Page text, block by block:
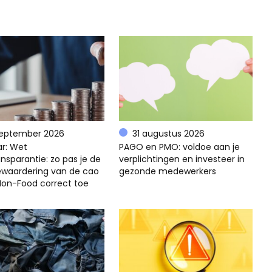
2026
Wet
zo pas je de
van de cao
Food correct toe
31 augustus 2026
PAGO en PMO: voldoe aan je
verplichtingen en investeer in
gezonde medewerkers